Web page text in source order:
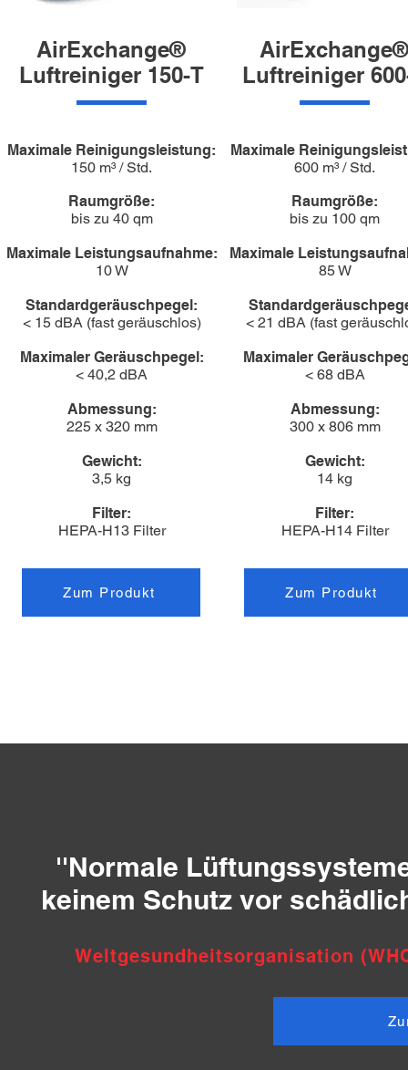
AirExchange®
Luftreiniger 150-T
Maximale Reinigungsleistung:
150 m³ / Std.
Raumgröße:
bis zu 40 qm
Maximale Leistungsaufnahme:
10 W
Standardgeräuschpegel:
< 15 dBA (fast geräuschlos)
Maximaler Geräuschpegel:
< 40,2 dBA
Abmessung:
225 x 320 mm
Gewicht:
3,5 kg
Filter:
HEPA-H13 Filter
Zum Produkt
AirExchange®
Luftreiniger
Maximale
600 m³ / Std.
Raumgröße:
bis zu 100 qm
Maximale
85 W
< 21 dBA (fast
Maximaler
< 68 dBA
Abmessung:
300 x 806 mm
Gewicht:
14 kg
Filter:
HEPA-H14 Filter
Zum Produkt
''Normale
keinem Schutz vor
Weltgesundheitsorganisation